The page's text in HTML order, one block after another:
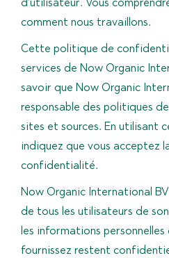
d’utilisateur. Vous
comment nous travaillons.
Cette politique de
services de Now Organic
savoir que Now Organic
responsable des politiques
sites et sources. En utilisant
indiquez que vous acceptez
confidentialité.
Now Organic International
de tous les utilisateurs de
les informations personnelles
fournissez restent